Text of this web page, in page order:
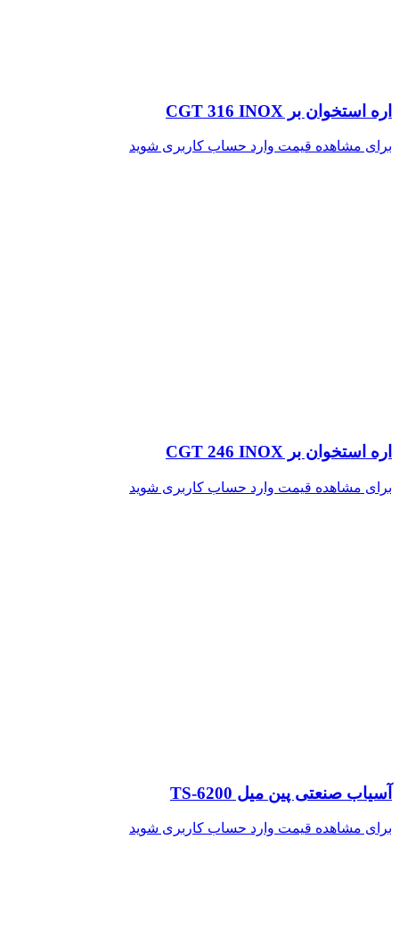
اره استخوان بر CGT 316 INOX
برای مشاهده قیمت وارد حساب کاربری شوید
اره استخوان بر CGT 246 INOX
برای مشاهده قیمت وارد حساب کاربری شوید
آسیاب صنعتی پین میل TS-6200
برای مشاهده قیمت وارد حساب کاربری شوید